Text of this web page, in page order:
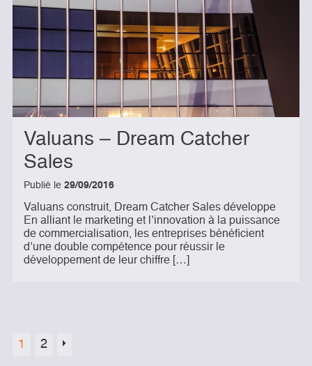
Valuans – Dream Catcher
Sales
Publié le 29/09/2016
Valuans construit, Dream Catcher Sales développe
En alliant le marketing et l’innovation à la puissance
de commercialisation, les entreprises bénéficient
d’une double compétence pour réussir le
développement de leur chiffre […]
1 2